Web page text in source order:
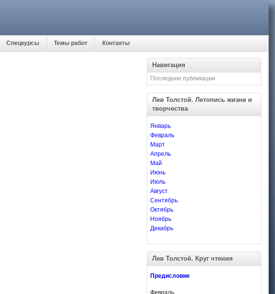
Спецкурсы Темы работ Контакты
Навигация
Последние публикации
Лев Толстой. Летопись жизни и
творчества
Январь
Февраль
Март
Апрель
Май
Июнь
Июль
Август
Сентябрь
Октябрь
Ноябрь
Декабрь
Лев Толстой. Круг чтения
Предисловие
Февраль